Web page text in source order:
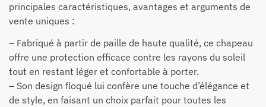
principales caractéristiques, avantages et arguments de
vente uniques :
– Fabriqué à partir de paille de haute qualité, ce chapeau
offre une protection efficace contre les rayons du soleil
tout en restant léger et confortable à porter.
– Son design floqué lui confère une touche d’élégance et
de style, en faisant un choix parfait pour toutes les